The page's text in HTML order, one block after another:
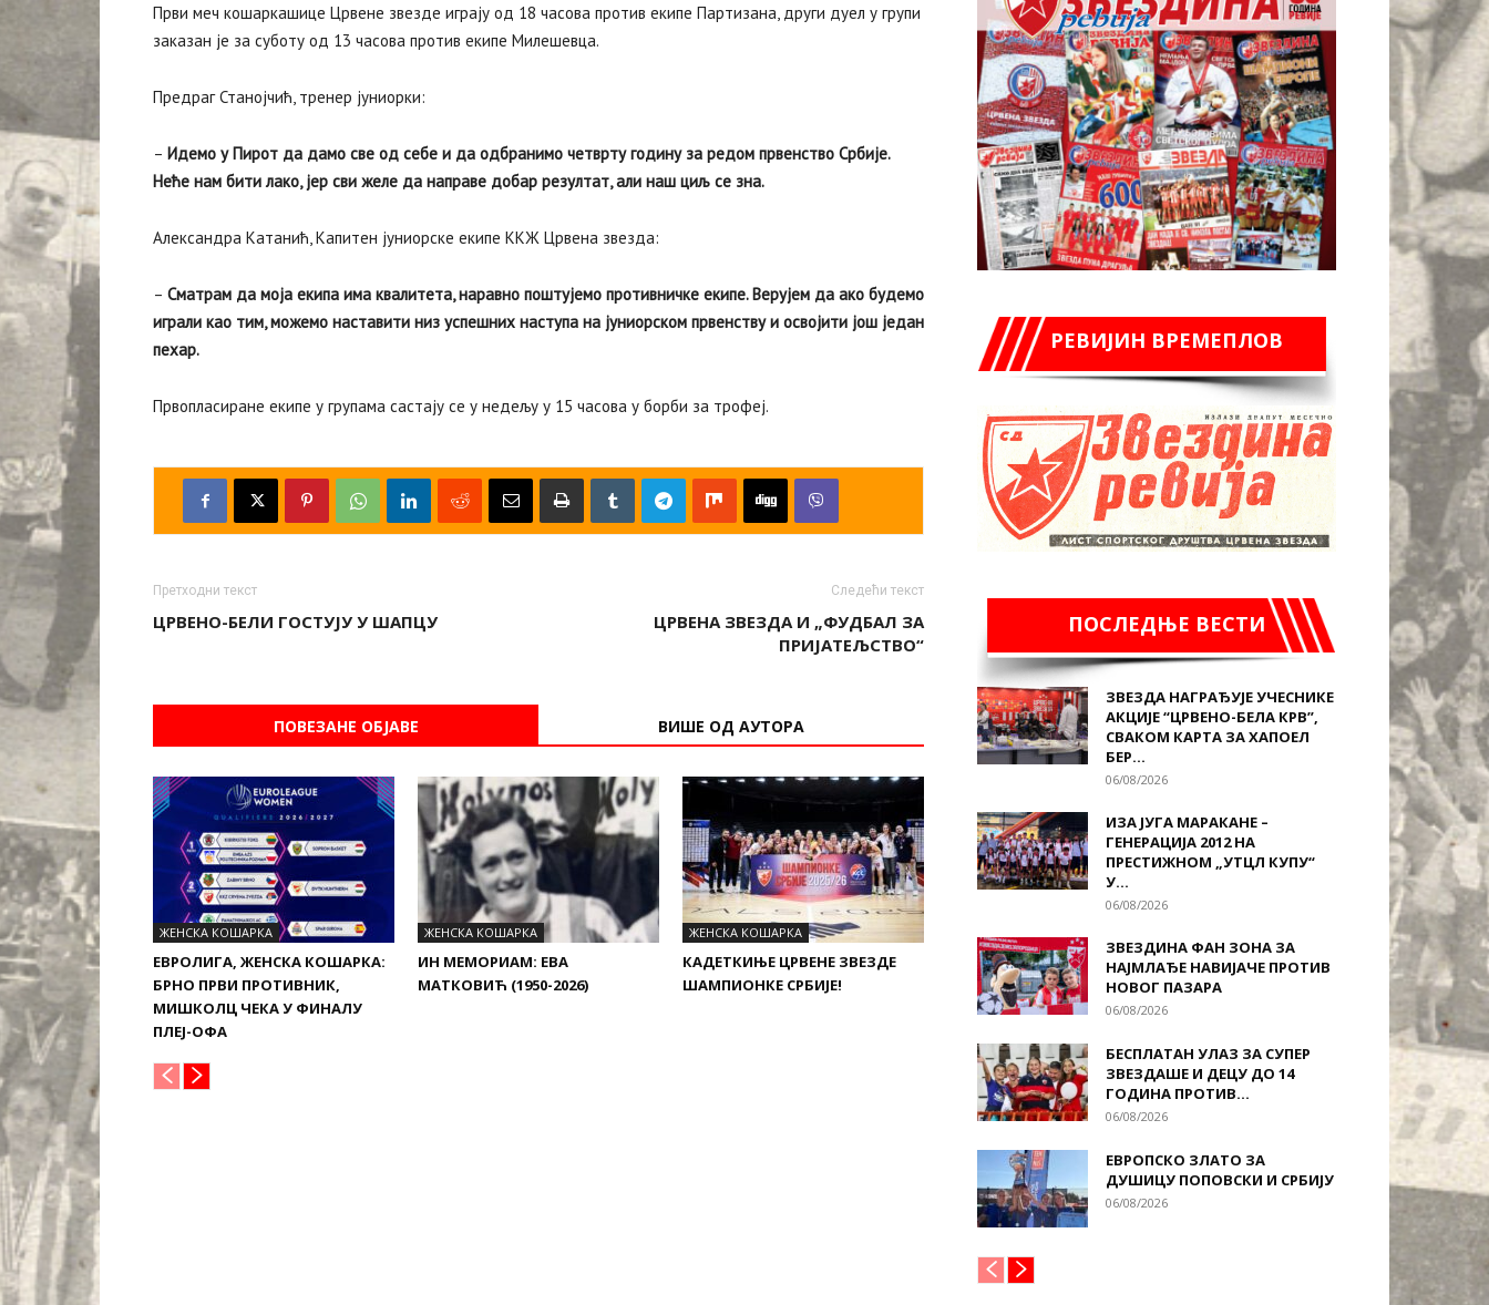
Први меч кошаркашице Црвене звезде играју од 18 часова против екипе Партизана, други дуел у групи
заказан је за суботу од 13 часова против екипе Милешевца.
Предраг Станојчић, тренер јуниорки:
– Идемо у Пирот да дамо све од себе и да одбранимо четврту годину за редом првенство Србије.
Неће нам бити лако, јер сви желе да направе добар резултат, али наш циљ се зна.
Александра Катанић, Капитен јуниорске екипе ККЖ Црвена звезда:
– Сматрам да моја екипа има квалитета, наравно поштујемо противничке екипе. Верујем да ако будемо
играли као тим, можемо наставити низ успешних наступа на јуниорском првенству и освојити још један
пехар.
Првопласиране екипе у групама састају се у недељу у 15 часова у борби за трофеј.
Претходни текст
ЦРВЕНО-БЕЛИ ГОСТУЈУ У ШАПЦУ
Следећи текст
ЦРВЕНА ЗВЕЗДА И „ФУДБАЛ ЗА
ПРИЈАТЕЉСТВО“
ПОВЕЗАНЕ ОБЈАВЕ ВИШЕ ОД АУТОРА
ЖЕНСКА КОШАРКА
ЕВРОЛИГА, ЖЕНСКА КОШАРКА:
БРНО ПРВИ ПРОТИВНИК,
МИШКОЛЦ ЧЕКА У ФИНАЛУ
ПЛЕЈ-ОФА
ЖЕНСКА КОШАРКА
ИН МЕМОРИАМ: ЕВА
МАТКОВИЋ (1950-2026)
ЖЕНСКА КОШАРКА
КАДЕТКИЊЕ ЦРВЕНЕ ЗВЕЗДЕ
ШАМПИОНКЕ СРБИЈЕ!
РЕВИЈИН ВРЕМЕПЛОВ
ПОСЛЕДЊЕ ВЕСТИ
ЗВЕЗДА НАГРАЂУЈЕ УЧЕСНИКЕ
АКЦИЈЕ “ЦРВЕНО-БЕЛА КРВ”,
СВАКОМ КАРТА ЗА ХАПОЕЛ
БЕР...
06/08/2026
ИЗА ЈУГА МАРАКАНЕ –
ГЕНЕРАЦИЈА 2012 НА
ПРЕСТИЖНОМ „УТЦЛ КУПУ“
У...
06/08/2026
ЗВЕЗДИНА ФАН ЗОНА ЗА
НАЈМЛАЂЕ НАВИЈАЧЕ ПРОТИВ
НОВОГ ПАЗАРА
06/08/2026
БЕСПЛАТАН УЛАЗ ЗА СУПЕР
ЗВЕЗДАШЕ И ДЕЦУ ДО 14
ГОДИНА ПРОТИВ...
06/08/2026
ЕВРОПСКО ЗЛАТО ЗА
ДУШИЦУ ПОПОВСКИ И СРБИЈУ
06/08/2026